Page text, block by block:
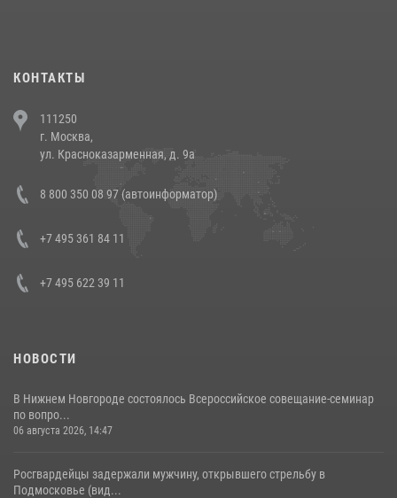
напавших на бригаду скорой помощи (видео)
14 июля 2026, 12:20
В Росгвардии прошла военно-научная конференция по обобщению
боевого опыта
КОНТАКТЫ
111250
г. Москва,
ул. Красноказарменная, д. 9а
8 800 350 08 97 (автоинформатор)
+7 495 361 84 11
+7 495 622 39 11
НОВОСТИ
В Нижнем Новгороде состоялось Всероссийское совещание-семинар
по вопро...
06 августа 2026, 14:47
Росгвардейцы задержали мужчину, открывшего стрельбу в
Подмосковье (вид...